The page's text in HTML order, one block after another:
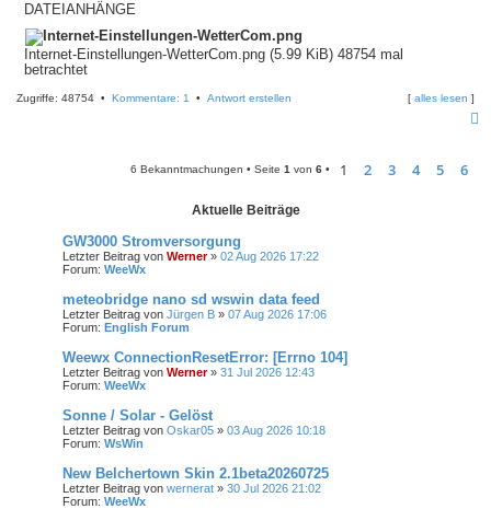
DATEIANHÄNGE
Internet-Einstellungen-WetterCom.png (5.99 KiB) 48754 mal
betrachtet
Zugriffe: 48754 • Kommentare: 1 • Antwort erstellen [ alles lesen ]
6 Bekanntmachungen • Seite 1 von 6 • 1 2 3 4 5 6
Aktuelle Beiträge
GW3000 Stromversorgung
Letzter Beitrag von Werner» 02 Aug 2026 17:22
Forum: WeeWx
meteobridge nano sd wswin data feed
Letzter Beitrag von Jürgen B » 07 Aug 2026 17:06
Forum: English Forum
Weewx ConnectionResetError: [Errno 104]
Letzter Beitrag von Werner» 31 Jul 2026 12:43
Forum: WeeWx
Sonne / Solar - Gelöst
Letzter Beitrag von Oskar05 » 03 Aug 2026 10:18
Forum: WsWin
New Belchertown Skin 2.1beta20260725
Letzter Beitrag von wernerat » 30 Jul 2026 21:02
Forum: WeeWx